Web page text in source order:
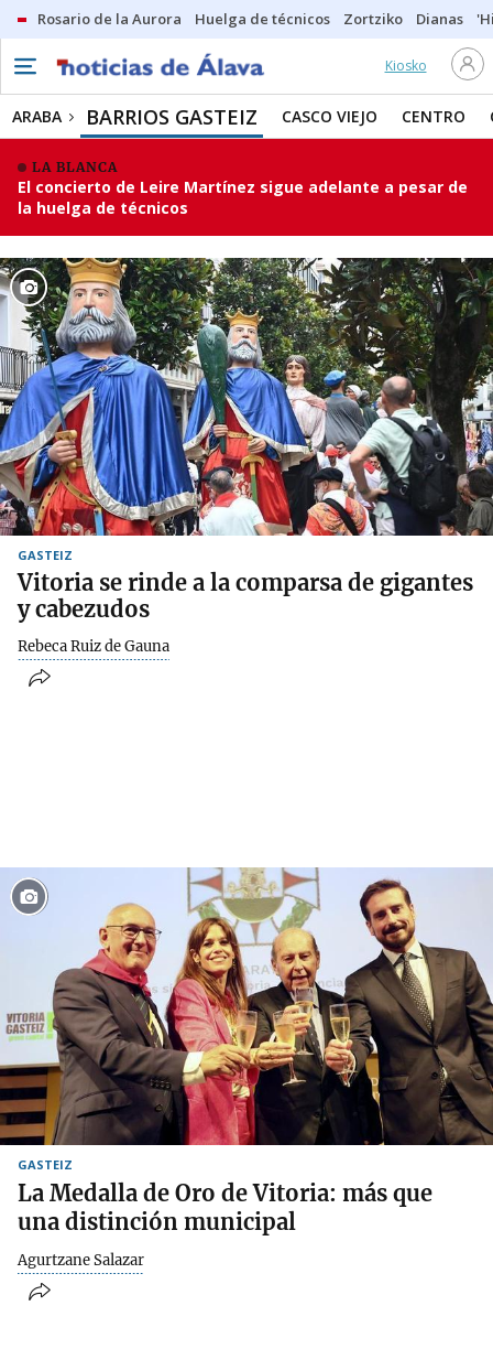
Rosario de la Aurora Huelga de técnicos Zortziko Dianas
Kiosko
ARABA BARRIOS GASTEIZ CASCO VIEJO CENTRO
LA BLANCA
El concierto de Leire Martínez sigue adelante a pesar de
la huelga de técnicos
GASTEIZ
Vitoria se rinde a la comparsa de gigantes
y cabezudos
Rebeca Ruiz de Gauna
GASTEIZ
La Medalla de Oro de Vitoria: más que
una distinción municipal
Agurtzane Salazar